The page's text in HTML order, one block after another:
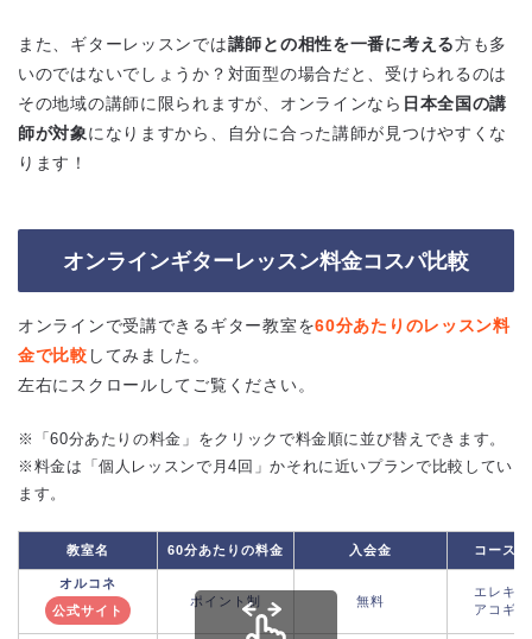
また、ギターレッスンでは講師との相性を一番に考える方も多
いのではないでしょうか？対面型の場合だと、受けられるのは
その地域の講師に限られますが、オンラインなら 日本全国の講
師が対象になりますから、自分に合った講師が見つけやすくな
ります！
オンラインギターレッスン料金コスパ比較
オンラインで受講できるギター教室を60分あたりのレッスン料
金で比較 してみました。
左右にスクロールしてご覧ください。
※「60分あたりの料金」をクリックで料金順に並び替えできます。
※料金は「個人レッスンで月4回」かそれに近いプランで比較してい
ます。
教室名 60分あたりの料金 入会金 コース
オルコネ
公式サイト
ポイント制 無料
エレキ
アコギ